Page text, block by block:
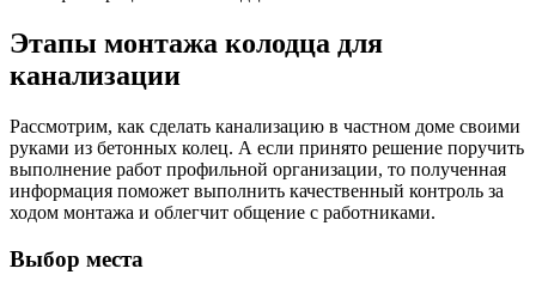
Этапы монтажа колодца для
канализации
Рассмотрим, как сделать канализацию в частном доме своими
руками из бетонных колец. А если принято решение поручить
выполнение работ профильной организации, то полученная
информация поможет выполнить качественный контроль за
ходом монтажа и облегчит общение с работниками.
Выбор места